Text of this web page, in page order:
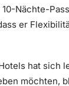
Nächte-
er
hat sich
möchten,